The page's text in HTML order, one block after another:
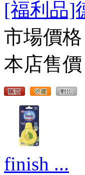
[福利品]
市場價格
本店售價
finish ...